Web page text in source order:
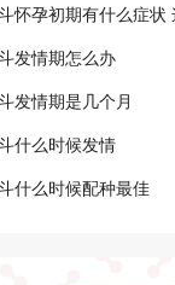
怀孕初期有什么症状
发情期怎么办
发情期是几个月
什么时候发情
什么时候配种最佳